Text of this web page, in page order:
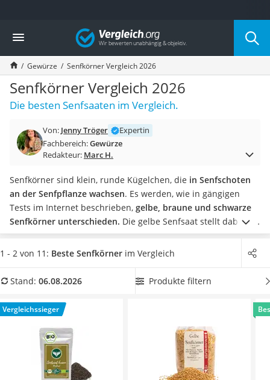
Die beliebtesten Vergleiche nach Kategorie
Lebensmittel
Schwarzkümmelöl
Knäckebrot
Schwarzkümmelöl-Kapseln
Manukahonig
Eiklar
Balsamico-Essig
Schwarzkümmelöl bio
Honig
Gemüsebrühe
Eiskaffee-Pulver
Irischer Whiskey
Grapefruitkernextrakt
Matcha-Set
MCT-Öl
Erythrit
Müsli ohne Zuckerzusatz
Vergleich
Gewürze Senfkörner Vergleich 2026
Senfkörner Vergleich 2026
Die besten Senfsaaten im Vergleich.
Von: Jenny Tröger
Expertin
Fachbereich:Gewürze
Redakteur: Marc H.
Senfkörner sind klein, runde Kügelchen, die in Senfschoten
an der Senfpflanze wachsen. Es werden, wie in gängigen
Tests im Internet beschrieben, gelbe, braune und schwarze
Senfkörner unterschieden. Die gelbe Senfsaat stellt dabei die
mildeste Variante dar. Aber erst durch das Aufbrechen der
Schale und den Kontakt mit Flüssigkeit entfaltet sich die
unserer Vergleichstabelle, um sicherzugehen, ein Produkt
im August 2026 besonders das Modell
Braun* mit seinen Eigenschaften.
1 - 2 von 11: Beste Senfkörner im Vergleich
Stand: 06.08.2026 Produkte filtern
Vergleichssieger